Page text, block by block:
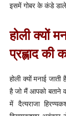
इसमें गोबर के कंडे
होली क्यों
प्रह्लाद की
होली क्यों मनाई
है जो मैं आपको बताने
में दैत्यराजा